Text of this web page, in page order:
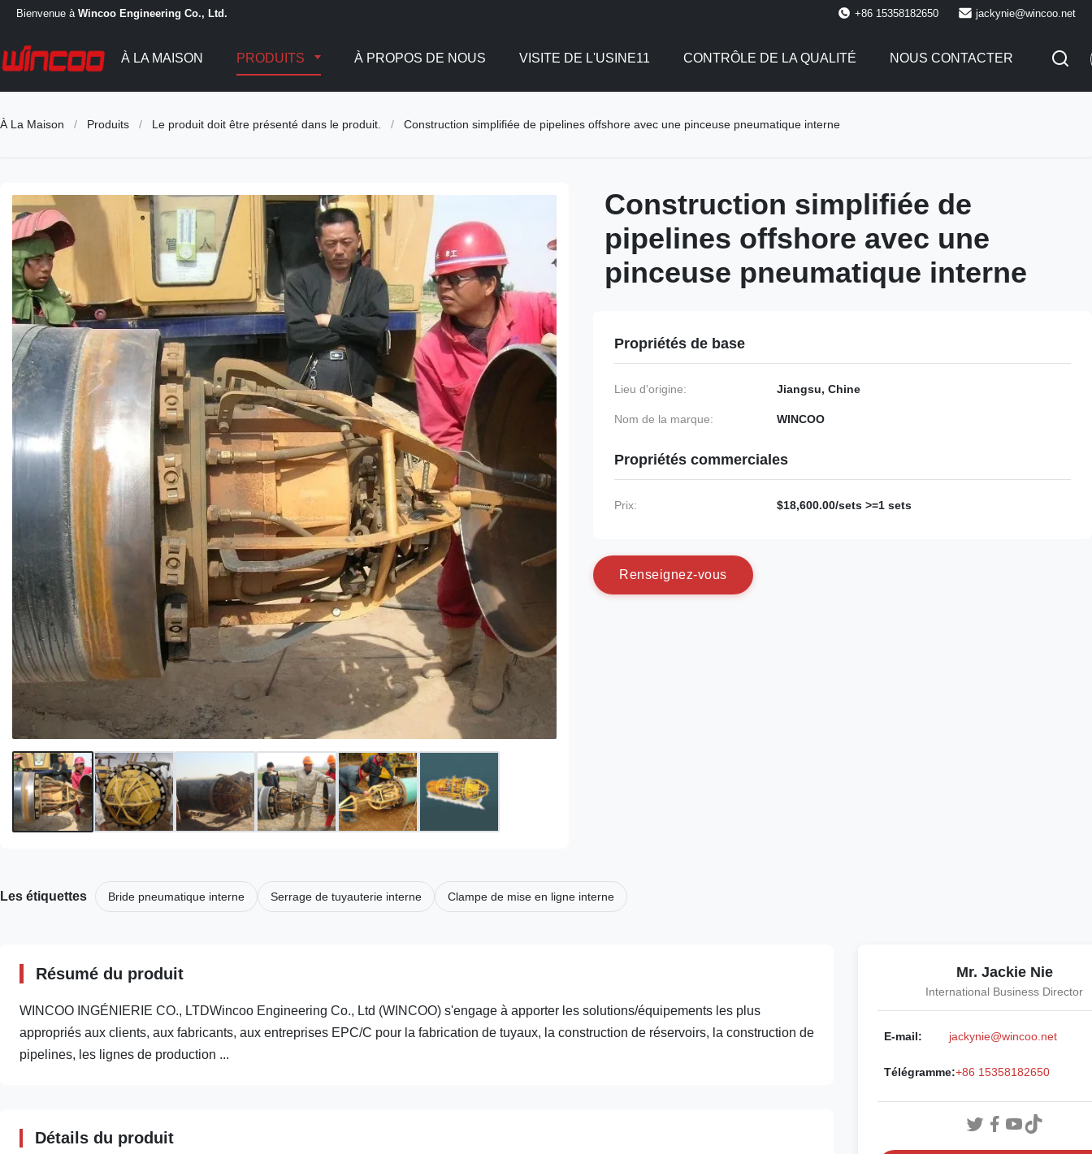
Bienvenue à Wincoo Engineering Co., Ltd. +86 15358182650 jackynie@wincoo.net
À LA MAISON PRODUITS À PROPOS DE NOUS VISITE DE L'USINE11 CONTRÔLE DE LA QUALITÉ NOUS CONTACTER
À La Maison / Produits / Le produit doit être présenté dans le produit. / Construction simplifiée de pipelines offshore avec une pinceuse pneumatique interne
Construction simplifiée de
pipelines offshore avec une
pinceuse pneumatique interne
Propriétés de base
Lieu d'origine: Jiangsu, Chine
Nom de la marque: WINCOO
Propriétés commerciales
Prix: $18,600.00/sets >=1 sets
Renseignez-vous
Les étiquettes Bride pneumatique interne Serrage de tuyauterie interne Clampe de mise en ligne interne
Résumé du produit
WINCOO INGÉNIERIE CO., LTDWincoo Engineering Co., Ltd (WINCOO) s'engage à apporter les solutions/équipements les plus
appropriés aux clients, aux fabricants, aux entreprises EPC/C pour la fabrication de tuyaux, la construction de réservoirs, la construction de
pipelines, les lignes de production ...
Détails du produit
Mr. Jackie Nie
International Business Director
E-mail: jackynie@wincoo.net
Télégramme:+86 15358182650